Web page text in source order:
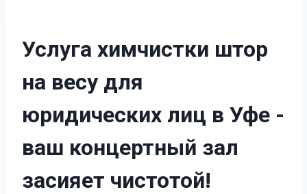
Услуга химчистки штор
на весу для
юридических лиц в Уфе -
ваш концертный зал
засияет чистотой!